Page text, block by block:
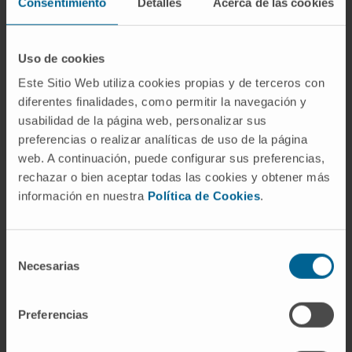
Uso de cookies
Este Sitio Web utiliza cookies propias y de terceros con
diferentes finalidades, como permitir la navegación y
usabilidad de la página web, personalizar sus
preferencias o realizar analíticas de uso de la página
web. A continuación, puede configurar sus preferencias,
rechazar o bien aceptar todas las cookies y obtener más
información en nuestra Política de Cookies.
Necesarias
Preferencias
su subunidad beta libre es una prueba
estándar durante el embarazo y también
puede utilizarse para detectar ciertos tipos de
© Clínica Universidad de Navarra 2023
La información proporcionada en este Diccionario Médico de la
decisiones relacionadas con la salud. Esta información es
meramente informativa y no sustituye en ningún caso el consejo,
la salud. Siempre es esencial consultar a un médico o especialista
para tratar cualquier condición o síntoma médico. La Clínica